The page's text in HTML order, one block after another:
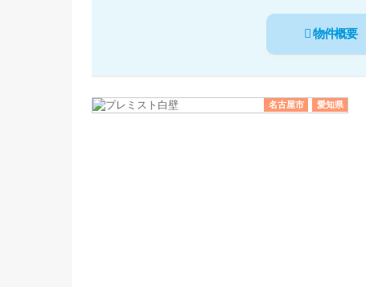
物件概要
名古屋市 愛知県